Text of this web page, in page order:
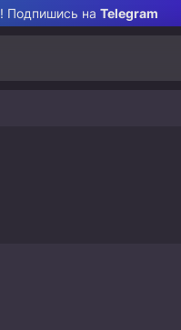
! Подпишись на Telegram